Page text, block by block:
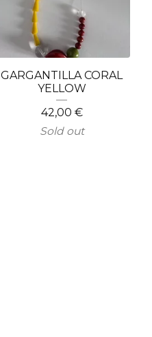
GARGANTILLA CORAL
YELLOW
42,00 €
Sold out